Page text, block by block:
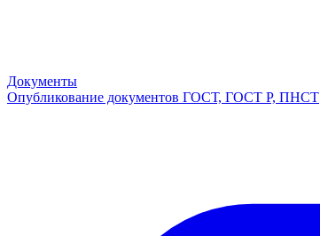
Документы
Опубликование документов ГОСТ, ГОСТ Р, ПНСТ